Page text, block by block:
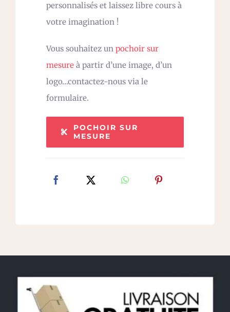
personnalisés et laissez libre cours à
votre imagination !
Vous souhaitez un pochoir sur
mesure à partir d’une image, d’un
logo…contactez-nous via le
formulaire.
POCHOIR SUR
MESURE